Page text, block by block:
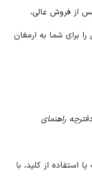
از فروش عالی،
برای شما به ارمغان
راهنمای
از کلید، با